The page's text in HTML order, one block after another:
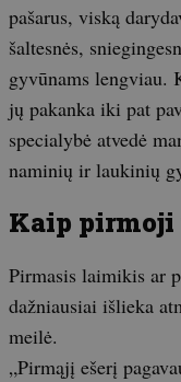
pašarus, viską
šaltesnės,
gyvūnams lengviau.
jų pakanka iki pat
specialybė atvedė
naminių ir laukinių
Kaip pirmoji
Pirmasis laimikis ar
dažniausiai išlieka
meilė.
„Pirmąjį ešerį